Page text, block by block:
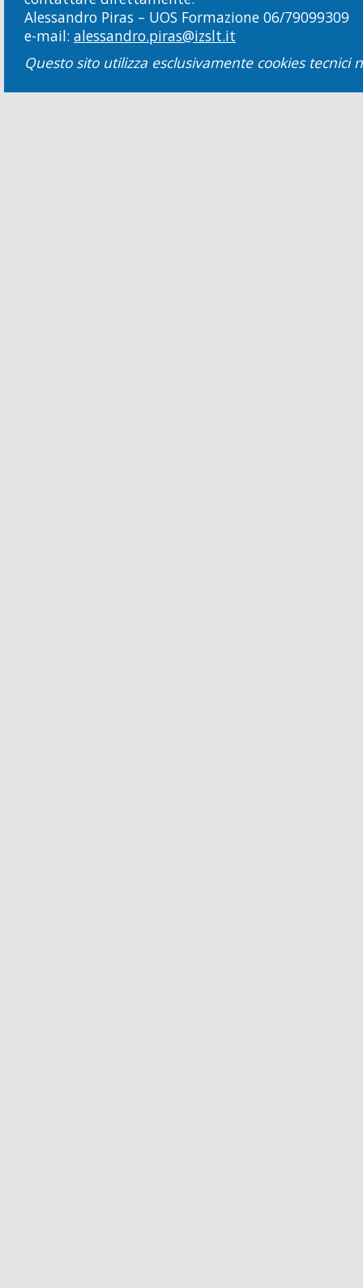
Alessandro Piras – UOS Formazione 06/79099309
e-mail: alessandro.piras@izslt.it
Questo sito utilizza esclusivamente cookies tecnici